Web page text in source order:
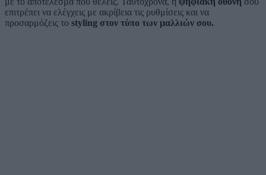
επιτρέπει να ελέγχεις με ακρίβεια τις ρυθμίσεις και να
προσαρμόζεις το styling στον τύπο των μαλλιών σου.